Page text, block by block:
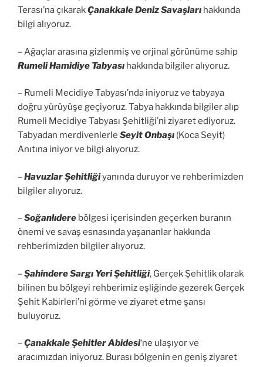
Terası’na çıkarakÇanakkale Deniz Savaşları hakkında
bilgi alıyoruz.
– Ağaçlar arasına gizlenmiş ve orjinal görünüme sahip
Rumeli Hamidiye Tabyası hakkında bilgiler alıyoruz.
– Rumeli Mecidiye Tabyası’nda iniyoruz ve tabyaya
doğru yürüyüşe geçiyoruz. Tabya hakkında bilgiler alıp
Rumeli Mecidiye Tabyası Şehitliği’ni ziyaret ediyoruz.
Tabyadan merdivenlerle Seyit Onbaşı (Koca Seyit)
Anıtına iniyor ve bilgi alıyoruz.
–Havuzlar Şehitliğiyanında duruyor ve rehberimizden
bilgiler alıyoruz.
–Soğanlıdere bölgesi içerisinden geçerken buranın
önemi ve savaş esnasında yaşananlar hakkında
rehberimizden bilgiler alıyoruz.
–Şahindere Sargı Yeri Şehitliği, Gerçek Şehitlik olarak
bilinen bu bölgeyi rehberimiz eşliğinde gezerek Gerçek
Şehit Kabirleri’ni görme ve ziyaret etme şansı
buluyoruz.
–Çanakkale Şehitler Abidesi‘ne ulaşıyor ve
aracımızdan iniyoruz. Burası bölgenin en geniş ziyaret